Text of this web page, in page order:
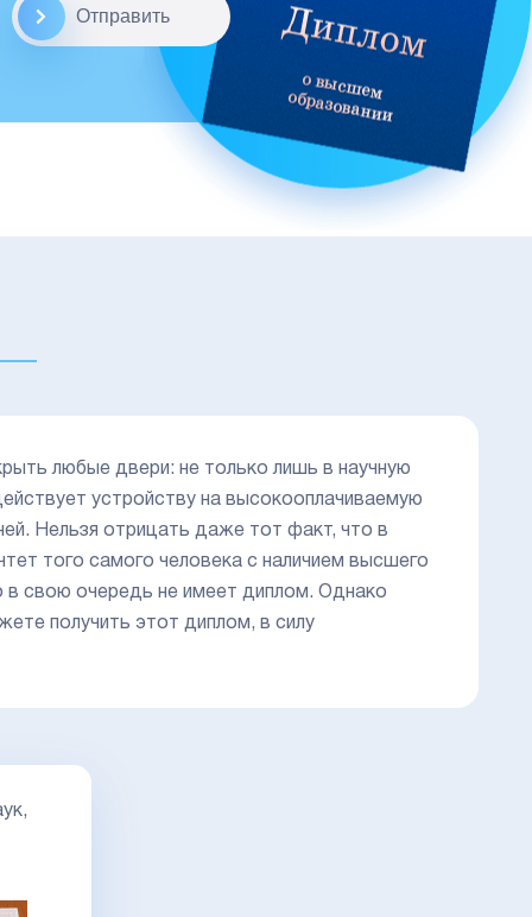
Отправить
любые двери: не только лишь в научную
устройству на высокооплачиваемую
Нельзя отрицать даже тот факт, что в
того самого человека с наличием высшего
в свою очередь не имеет диплом. Однако
получить этот диплом, в силу